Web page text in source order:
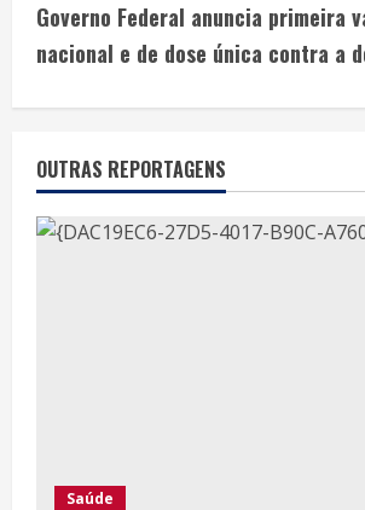
Governo Federal anuncia primeira
nacional e de dose única contra a
OUTRAS REPORTAGENS
Saúde